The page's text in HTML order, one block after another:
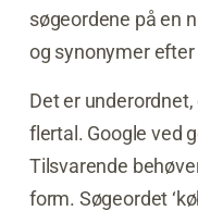
søgeordene på en
og synonymer efter
Det er
flertal. Google ved
Tilsvarende
form. Søgeordet